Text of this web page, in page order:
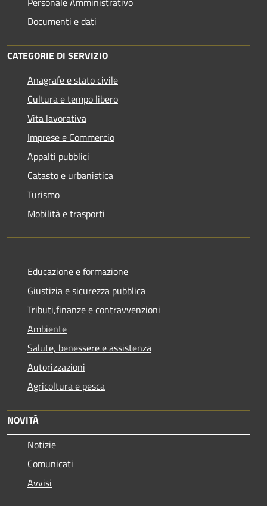
Documenti e dati
CATEGORIE DI SERVIZIO
Anagrafe e stato civile
Cultura e tempo libero
Vita lavorativa
Imprese e Commercio
Appalti pubblici
Catasto e urbanistica
Turismo
Mobilità e trasporti
Educazione e formazione
Giustizia e sicurezza pubblica
Tributi,finanze e contravvenzioni
Ambiente
Salute, benessere e assistenza
Autorizzazioni
Agricoltura e pesca
NOVITÀ
Notizie
Comunicati
Avvisi